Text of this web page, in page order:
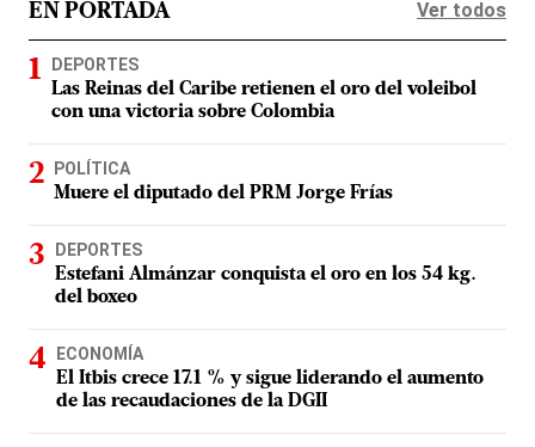
EN PORTADA Ver todos
DEPORTES
Las Reinas del Caribe retienen el oro del voleibol
con una victoria sobre Colombia
POLÍTICA
Muere el diputado del PRM Jorge Frías
DEPORTES
Estefani Almánzar conquista el oro en los 54 kg.
del boxeo
ECONOMÍA
El Itbis crece 17.1 % y sigue liderando el aumento
de las recaudaciones de la DGII